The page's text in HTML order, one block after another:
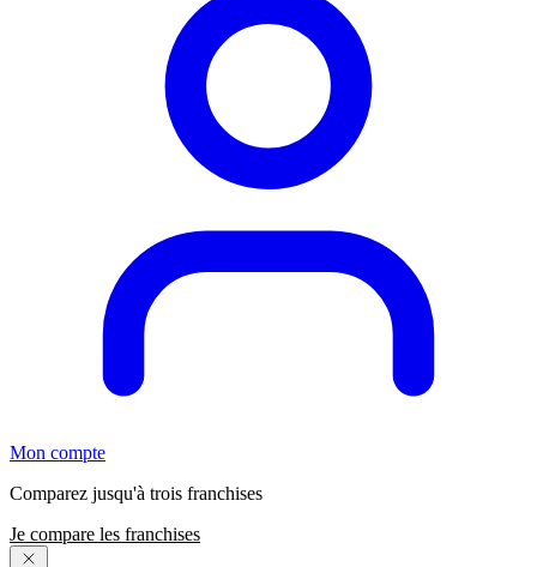
Mon compte
Comparez jusqu'à trois franchises
Je compare les franchises